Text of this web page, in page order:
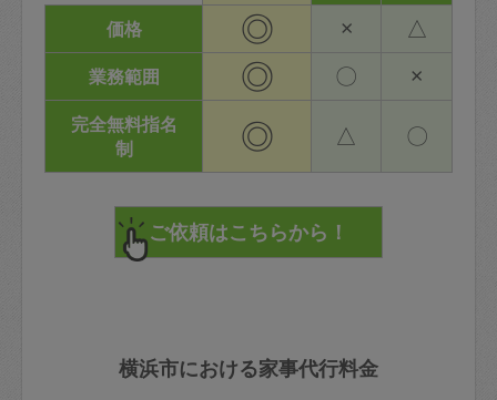
価格
◎ × △
業務範囲 ◎ 〇 ×
完全無料指名
制
◎ △ 〇
横浜市における家事代行料金